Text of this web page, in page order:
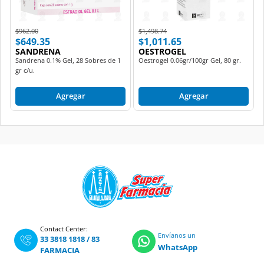
Price reduced from
$962.00to
$649.35
SANDRENA
Sandrena 0.1% Gel, 28 Sobres de 1
gr c/u.
Agregar
Price reduced from
$1,498.74to
$1,011.65
OESTROGEL
Oestrogel 0.06gr/100gr Gel, 80 gr.
Agregar
Contact Center:
33 3818 1818/83
FARMACIA
Envíanos un
WhatsApp